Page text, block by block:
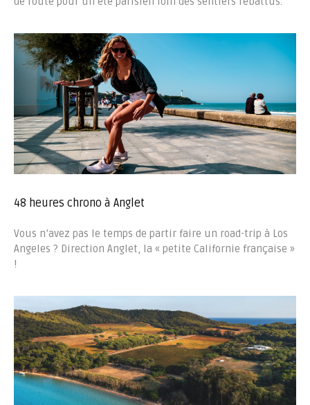
48 heures chrono à Anglet
Vous n’avez pas le temps de partir faire un road-trip à Los
Angeles ? Direction Anglet, la « petite Californie française »
!